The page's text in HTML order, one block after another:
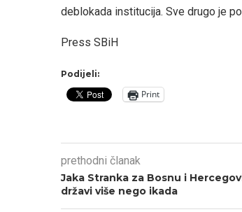
deblokada institucija. Sve drugo je
Press SBiH
Podijeli:
Print
prethodni članak
Jaka Stranka za Bosnu i
državi više nego ikada